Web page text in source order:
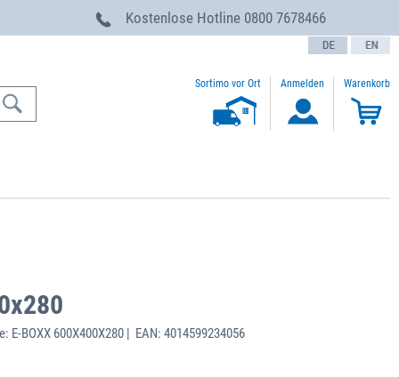
Kostenlose Hotline 0800 7678466
text.language
Sortimo vor Ort Anmelden Warenkorb
BOXX 600X400X280 | EAN: 4014599234056